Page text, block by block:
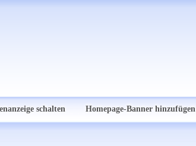
schalten Homepage-Banner hinzufügen